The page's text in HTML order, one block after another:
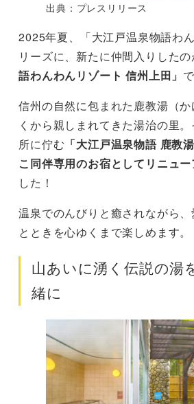
出典：プレスリリース
2025年夏、「大江戸温泉物語わ
リーズに、新たに仲間入りしたの
語わんわんリゾート 信州上田」
信州の自然に包まれた鹿教湯（
くから親しまれてきた湯治の里
所に佇む 「大江戸温泉物語 鹿教
こ同伴専用のお宿としてリニュ
した！
温泉でのんびりと癒されながら
とときを心ゆくまで楽しめます。
山あいに湧く伝説の湯
緒に